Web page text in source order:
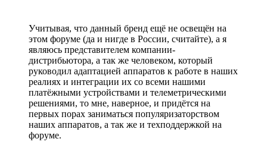
Учитывая, что данный бренд ещё не освещён на
этом форуме (да и нигде в России, считайте), а я
являюсь представителем компании-
дистрибьютора, а так же человеком, который
руководил адаптацией аппаратов к работе в наших
реалиях и интеграции их со всеми нашими
платёжными устройствами и телеметрическими
решениями, то мне, наверное, и придётся на
первых порах заниматься популяризаторством
наших аппаратов, а так же и техподдержкой на
форуме.